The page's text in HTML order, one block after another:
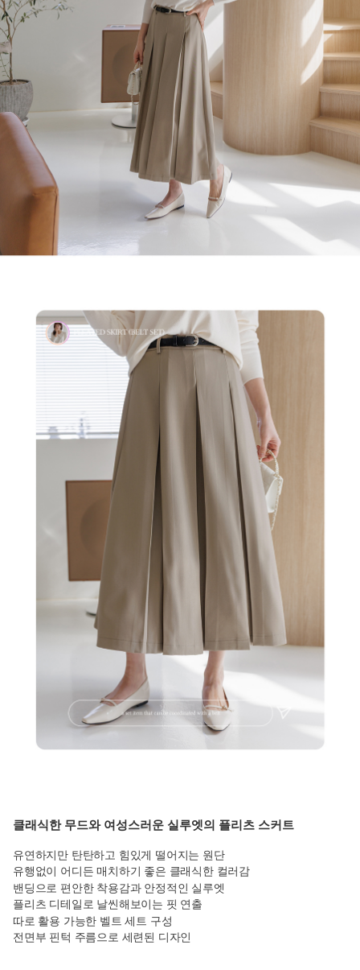
클래식한 무드와 여성스러운 실루엣의 플리츠 스커트
유연하지만 탄탄하고 힘있게 떨어지는 원단
유행없이 어디든 매치하기 좋은 클래식한 컬러감
밴딩으로 편안한 착용감과 안정적인 실루엣
플리츠 디테일로 날씬해보이는 핏 연출
따로 활용 가능한 벨트 세트 구성
전면부 핀턱 주름으로 세련된 디자인